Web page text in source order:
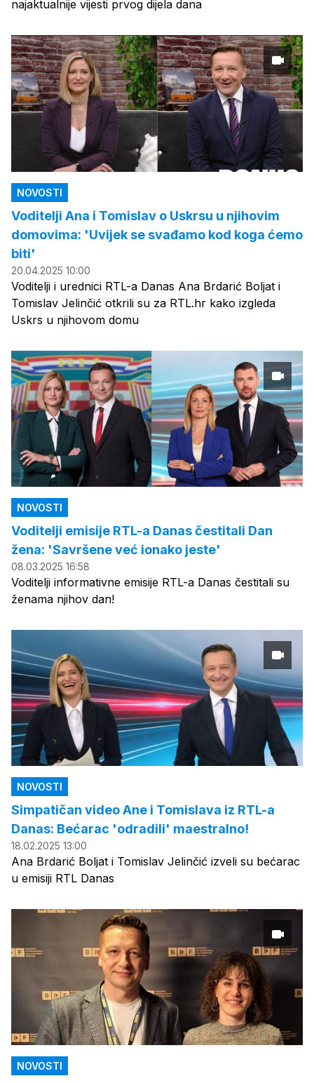
najaktualnije vijesti prvog dijela dana
NOVOSTI
Voditelji Ana i Tomislav o Uskrsu u njihovim
domovima: 'Uvijek se svađamo kod koga ćemo
biti'
20.04.2025 10:00
Voditelji i urednici RTL-a Danas Ana Brdarić Boljat i
Tomislav Jelinčić otkrili su za RTL.hr kako izgleda
Uskrs u njihovom domu
NOVOSTI
Voditelji emisije RTL-a Danas čestitali Dan
žena: 'Savršene već ionako jeste'
08.03.2025 16:58
Voditelji informativne emisije RTL-a Danas čestitali su
ženama njihov dan!
NOVOSTI
Simpatičan video Ane i Tomislava iz RTL-a
Danas: Bećarac 'odradili' maestralno!
18.02.2025 13:00
Ana Brdarić Boljat i Tomislav Jelinčić izveli su bećarac
u emisiji RTL Danas
NOVOSTI